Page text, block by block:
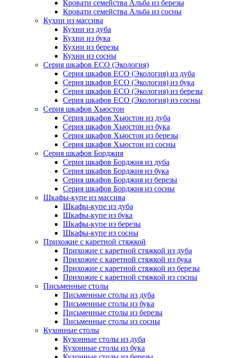
Кровати семейства Альба из березы
Кровати семейства Альба из сосны
Кухни из массива
Кухни из дуба
Кухни из бука
Кухни из березы
Кухни из сосны
Серия шкафов ECO (Экология)
Серия шкафов ECO (Экология) из дуба
Серия шкафов ECO (Экология) из бука
Серия шкафов ECO (Экология) из березы
Серия шкафов ECO (Экология) из сосны
Серия шкафов Хьюстон
Серия шкафов Хьюстон из дуба
Серия шкафов Хьюстон из бука
Серия шкафов Хьюстон из березы
Серия шкафов Хьюстон из сосны
Серия шкафов Борджия
Серия шкафов Борджия из дуба
Серия шкафов Борджия из бука
Серия шкафов Борджия из березы
Серия шкафов Борджия из сосны
Шкафы-купе из массива
Шкафы-купе из дуба
Шкафы-купе из бука
Шкафы-купе из березы
Шкафы-купе из сосны
Прихожие с каретной стяжкой
Прихожие с каретной стяжкой из дуба
Прихожие с каретной стяжкой из бука
Прихожие с каретной стяжкой из березы
Прихожие с каретной стяжкой из сосны
Письменные столы
Письменные столы из дуба
Письменные столы из бука
Письменные столы из березы
Письменные столы из сосны
Кухонные столы
Кухонные столы из дуба
Кухонные столы из бука